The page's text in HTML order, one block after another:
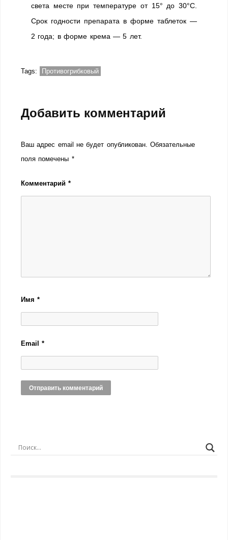
света месте при температуре от 15° до 30°C.
Срок годности препарата в форме таблеток —
2 года; в форме крема — 5 лет.
Tags: Противогрибковый
Добавить комментарий
Ваш адрес email не будет опубликован. Обязательные
поля помечены *
Комментарий*
Имя*
Email*